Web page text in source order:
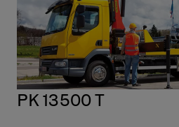
PK 13500 T